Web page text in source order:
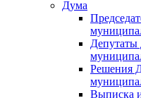
Дума
Решения
Выписка